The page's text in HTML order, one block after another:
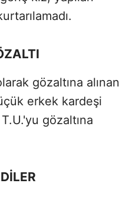
gözaltına alınan
erkek kardeşi
gözaltına